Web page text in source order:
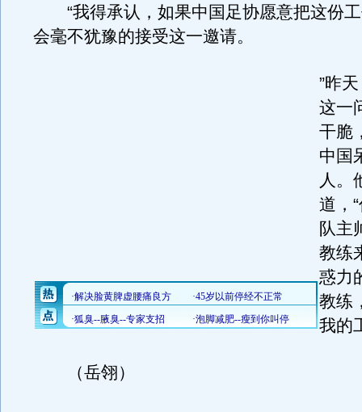
“我得承认，如果中国足协愿意把这份工
会毫不犹豫的接受这一邀请。
”昨
这一
干脆
中国
人。
道，
队主
教练
惑力
教练
我的
（岳翎）